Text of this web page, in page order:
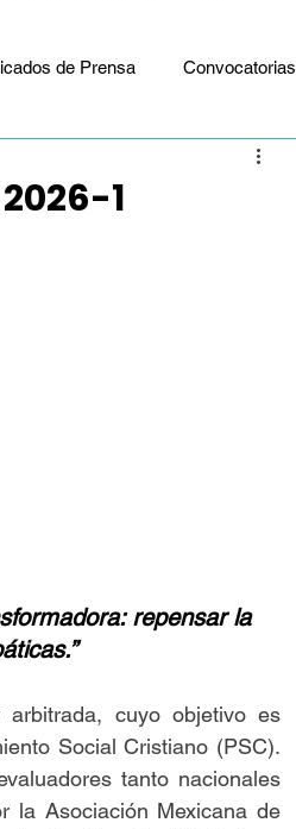
de Prensa Convocatorias
1
repensar la
cuyo objetivo es
Social Cristiano (PSC).
tanto nacionales
la Asociación Mexicana de